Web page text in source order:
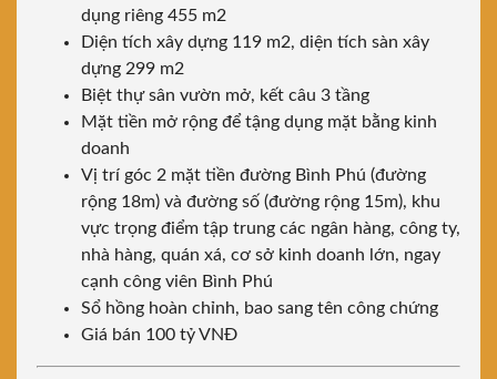
dụng riêng 455 m2
Diện tích xây dựng 119 m2, diện tích sàn xây
dựng 299 m2
Biệt thự sân vườn mở, kết câu 3 tầng
Mặt tiền mở rộng để tậng dụng mặt bằng kinh
doanh
Vị trí góc 2 mặt tiền đường Bình Phú (đường
rộng 18m) và đường số (đường rộng 15m), khu
vực trọng điểm tập trung các ngân hàng, công ty,
nhà hàng, quán xá, cơ sở kinh doanh lớn, ngay
cạnh công viên Bình Phú
Sổ hồng hoàn chỉnh, bao sang tên công chứng
Giá bán 100 tỷ VNĐ